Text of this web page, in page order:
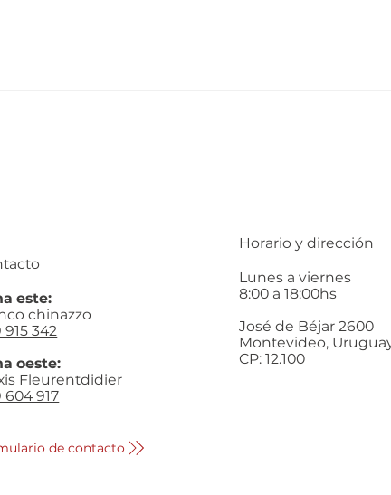
este:
chinazzo
915 342
oeste:
Fleurentdidier
604 917
de contacto
Horario y dirección
Lunes a viernes
8:00 a 18:00hs
José de Béjar 2600
Montevideo,
CP: 12.100